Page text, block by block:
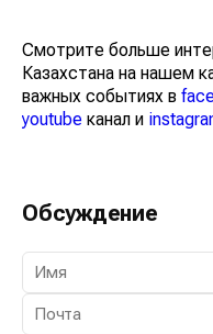
Смотрите больше
Казахстана на нашем
важных событиях в
youtube канал и
Обсуждение